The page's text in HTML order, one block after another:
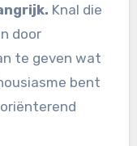
Knal die
door
te geven wat
bent